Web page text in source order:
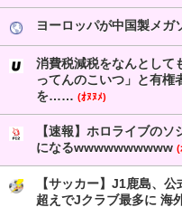
ヨーロッパが中国製メガ
消費税減税をなんとして
ってんのこいつ」と有権
を…… (ｵﾇﾇﾒ)
【速報】ホロライブの
になるwwwwwwwwww (
【サッカー】J1鹿島、
超えでJクラブ最多に 海